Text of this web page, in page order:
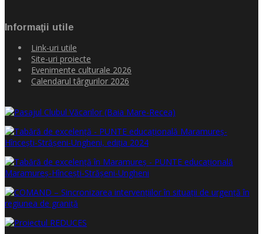
Informaţii utile
Link-uri utile
Site-uri proiecte
Evenimente culturale 2026
Calendarul târgurilor 2026